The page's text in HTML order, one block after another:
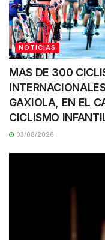
NOTICIAS
MAS DE 300
GAXIOLA, EN EL
CICLISMO
03/08/2026